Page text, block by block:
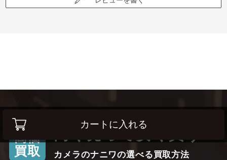
カートに入れる
高価
買取
高く売って安く買う！
カメラのナニワの選べる買取方法